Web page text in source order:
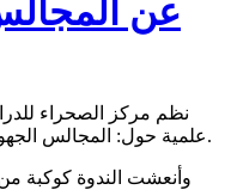
عن المجالس
نظم مركز الصحراء
علمية حول: المجالس الجهوية: التنظيم القانوني والتطلعات التنموية.
وأنعشت الندوة كوكبة